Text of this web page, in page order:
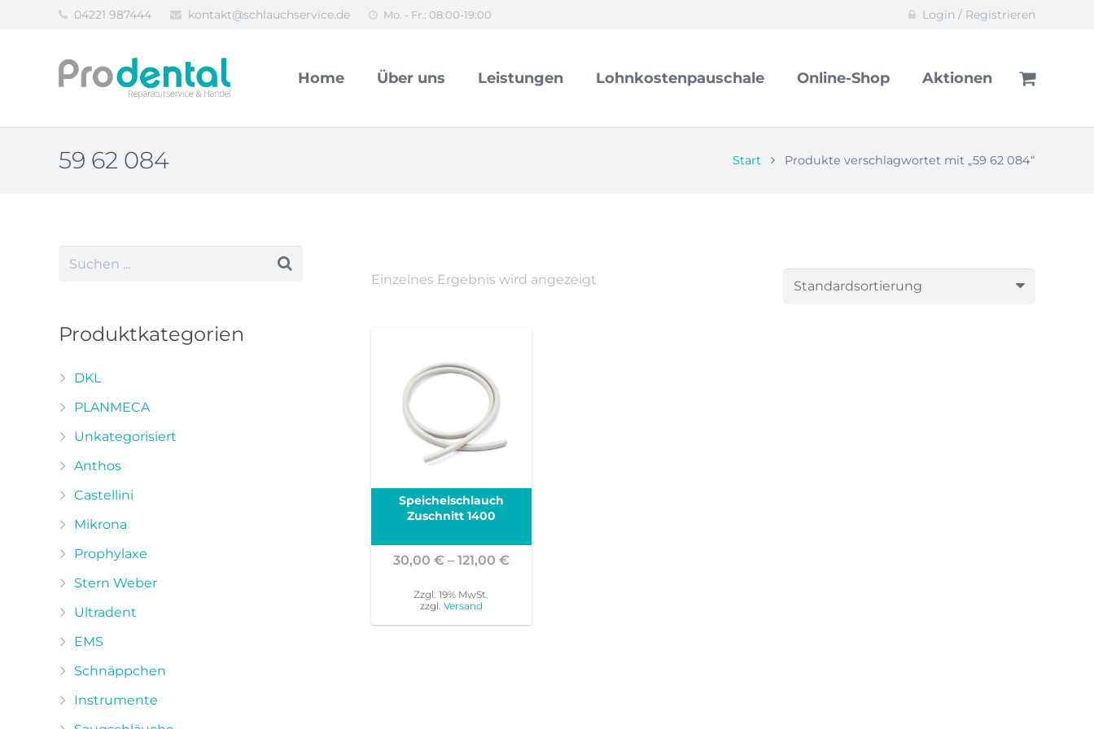
04221 987444 kontakt@schlauchservice.de Mo. - Fr.: 08:00-19:00 Login / Registrieren
Home Über uns Leistungen Lohnkostenpauschale Online-Shop Aktionen
59 62 084 Start Produkte verschlagwortet mit „59 62 084“
Einzelnes Ergebnis wird angezeigt
Speichelschlauch
Zuschnitt 1400
30,00 € – 121,00 €Preisspanne:
Zzgl. 19% MwSt.
zzgl. Versand
Produktkategorien
DKL
PLANMECA
Unkategorisiert
Anthos
Castellini
Mikrona
Prophylaxe
Stern Weber
Ultradent
EMS
Schnäppchen
Instrumente